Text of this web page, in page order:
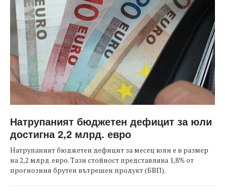
Натрупаният бюджетен дефицит за юли
достигна 2,2 млрд. евро
Натрупаният бюджетен дефицит за месец юли е в размер
на 2,2 млрд. евро. Тази стойност представлява 1,8% от
прогнозния брутен вътрешен продукт (БВП).